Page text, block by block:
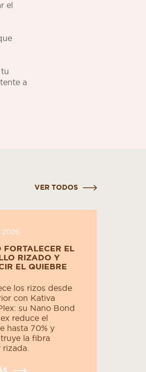
el
a
VER TODOS
2026
FORTALECER EL
RIZADO Y
EL QUIEBRE
los rizos desde
con Kativa
su Nano Bond
reduce el
hasta 70% y
la fibra